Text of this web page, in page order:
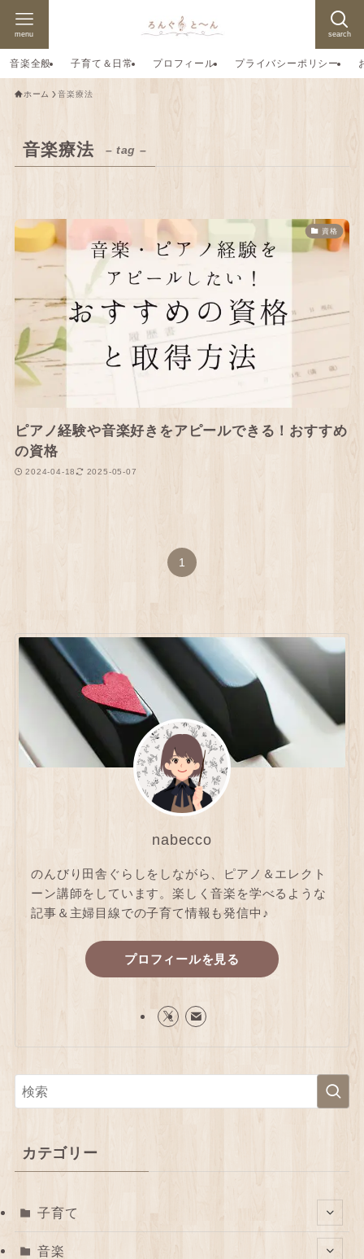
search
menu
音楽全般 子育て＆日常 プロフィール プライバシーポリシー
ホーム 音楽療法
音楽療法 – tag –
資格
ピアノ経験や音楽好きをアピールできる！おすすめ
の資格
2024-04-18 2025-05-07
1
nabecco
のんびり田舎ぐらしをしながら、ピアノ＆エレクト
ーン講師をしています。楽しく音楽を学べるような
記事＆主婦目線での子育て情報も発信中♪
プロフィールを見る
カテゴリー
子育て
音楽